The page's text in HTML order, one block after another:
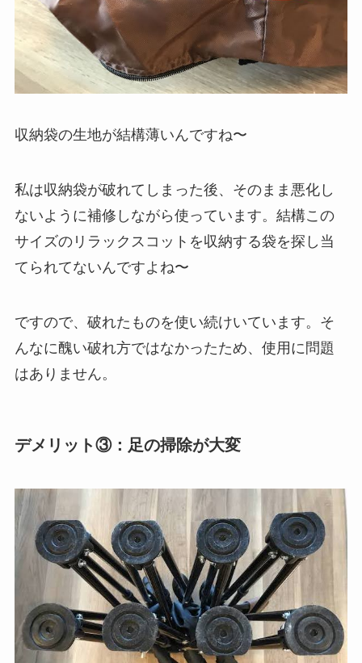
収納袋の生地が結構薄いんですね〜
私は収納袋が破れてしまった後、そのまま悪化し
ないように補修しながら使っています。結構この
サイズのリラックスコットを収納する袋を探し当
てられてないんですよね〜
ですので、破れたものを使い続けいています。そ
んなに醜い破れ方ではなかったため、使用に問題
はありません。
デメリット③：足の掃除が大変